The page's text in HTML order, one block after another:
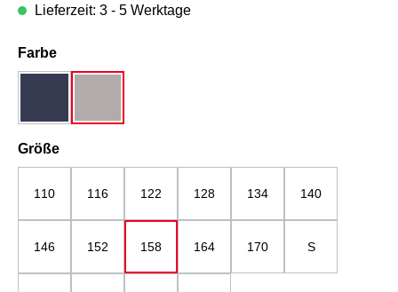
Lieferzeit: 3 - 5 Werktage
Farbeauswählen
Größeauswählen
110 116 122 128 134 140
146 152 158 164 170 S